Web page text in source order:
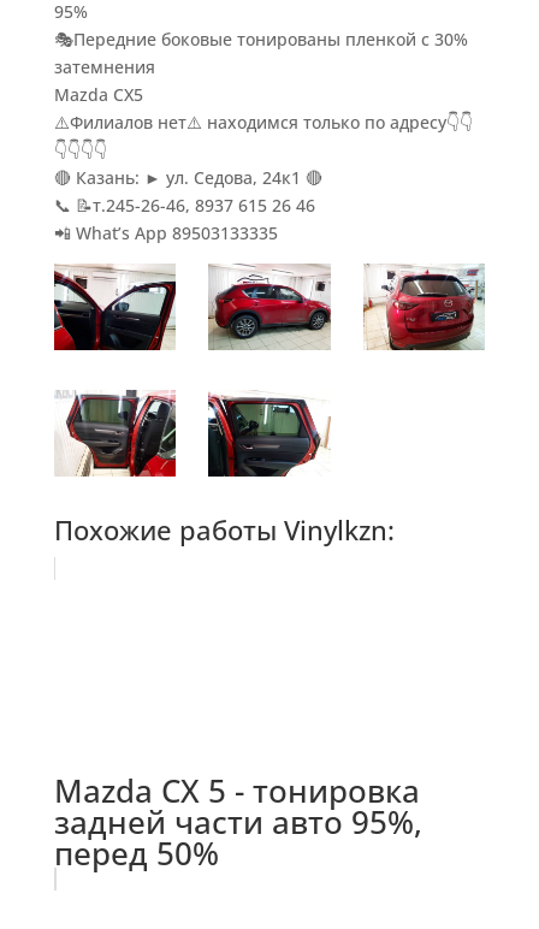
95%
🎭Передние боковые тонированы пленкой с 30%
затемнения
Mazda CX5
⚠️Филиалов нет⚠️ находимся только по адресу👇👇
👇👇👇👇
🔴 Казань: ► ул. Седова, 24к1 🔴
📞 📝т.245-26-46, 8937 615 26 46
📲 What’s App 89503133335
Похожие работы Vinylkzn:
Mazda СХ 5 - тонировка
задней части авто 95%,
перед 50%